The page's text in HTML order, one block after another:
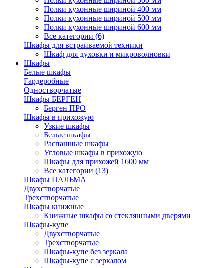
Полки кухонные шириной 400 мм
Полки кухонные шириной 500 мм
Полки кухонные шириной 600 мм
Все категории (6)
Шкафы для встраиваемой техники
Шкаф для духовки и микроволновки
Шкафы
Белые шкафы
Гардеробные
Одностворчатые
Шкафы БЕРГЕН
Берген ПРО
Шкафы в прихожую
Узкие шкафы
Белые шкафы
Распашные шкафы
Угловые шкафы в прихожую
Шкафы для прихожей 1600 мм
Все категории (13)
Шкафы ПАЛЬМА
Двухстворчатые
Трехстворчатые
Шкафы книжные
Книжные шкафы со стеклянными дверями
Шкафы-купе
Двухстворчатые
Трехстворчатые
Шкафы-купе без зеркала
Шкафы-купе с зеркалом